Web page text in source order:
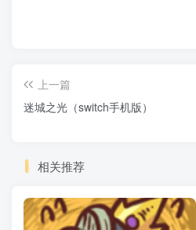
上一篇
迷城之光（switch手机版）
相关推荐